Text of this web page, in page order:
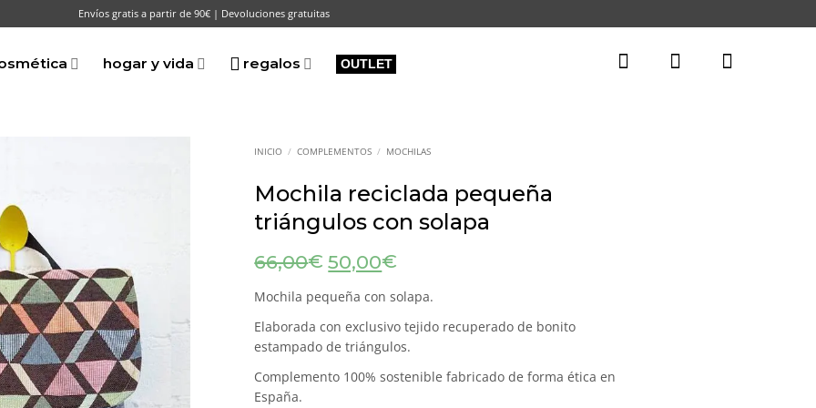
Envíos gratis a partir de 90€ | Devoluciones gratuitas
hogar y vida regalos OUTLET
INICIO / COMPLEMENTOS / MOCHILAS
Mochila reciclada pequeña
triángulos con solapa
66,00€ El
precio
original
era:
66,00€.
50,00€
actual
es:
50,00€.
Mochila pequeña con solapa.
Elaborada con exclusivo tejido recuperado de bonito
estampado de triángulos.
Complemento 100% sostenible fabricado de forma ética en
España.